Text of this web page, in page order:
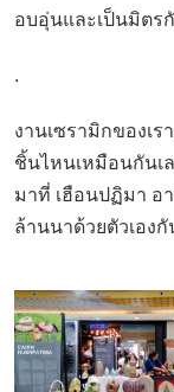
อบอุ่นและเป็นมิตร
.
งานเซรามิกของเ
ชิ้นไหนเหมือนกันเ
มาที่ เฮือนปฏิมา อ
ล้านนาด้วยตัวเองกั